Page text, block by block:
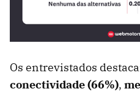
Os entrevistados
conectividade (66%),